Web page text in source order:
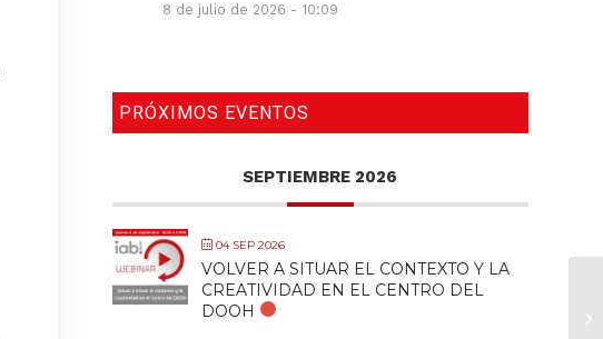
8 de julio de 2026 - 10:09
PRÓXIMOS EVENTOS
SEPTIEMBRE 2026
04 SEP 2026
VOLVER A SITUAR EL CONTEXTO Y LA
CREATIVIDAD EN EL CENTRO DEL
DOOH